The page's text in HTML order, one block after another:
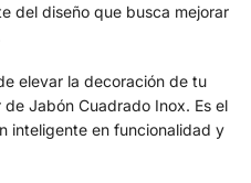
del diseño que busca mejorar
elevar la decoración de tu
Jabón Cuadrado Inox. Es el
inteligente en funcionalidad y